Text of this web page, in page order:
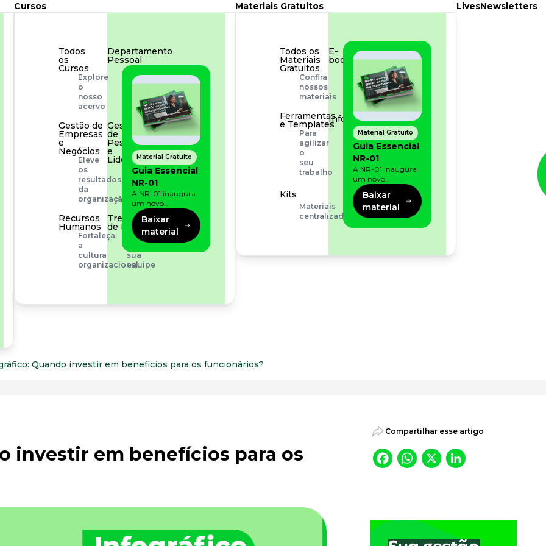
Cursos
Todos
os
Cursos
Explore
o
nosso
acervo
Departamento
Pessoal
Para
simplificar
processos
Gestão de
Empresas
e
Negócios
Eleve
os
resultados
da
organização
Gestão
de
Pessoas
e
Liderança
Capacitação
com
especialistas
Recursos
Humanos
Fortaleça
a
cultura
organizacional
Treinamento
de Produto
Desenvolva
sua
equipe
Material Gratuito
Guia Essencial
NR-01
A NR-01 inaugura
um novo
momento na
prevenção de riscos:
agora, além dos
fatores físicos e
operacionais, as
empresas precisam
olhar também
Baixar
material
Materiais Gratuitos
Todos os
Materiais
Gratuitos
Confira
nossos
materiais
E-
book
Aprofunde
seu
conhecimento
Ferramentas
e Templates
Para
agilizar
o
seu
trabalho
Infográfico
Conteúdo
prático
rápido
Kits
Materiais
centralizados
Material Gratuito
Guia Essencial
NR-01
A NR-01 inaugura
um novo
momento na
prevenção de riscos:
agora, além dos
fatores físicos e
operacionais, as
para os riscos
Baixar
material
LivesNewsletters
Quando investir em benefícios para os funcionários?
investir em benefícios para os
Compartilhar esse artigo
Facebook
WhatsApp
X